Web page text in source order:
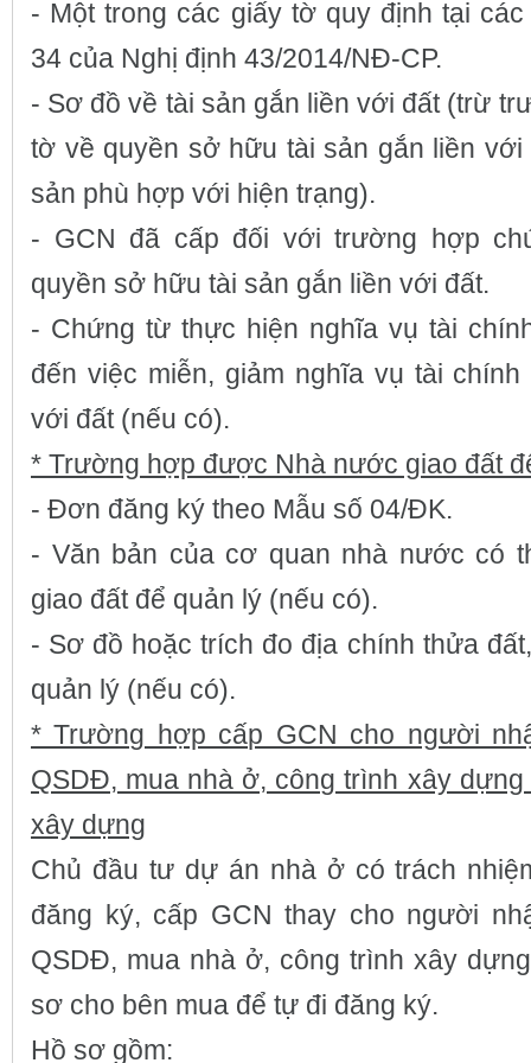
- Một trong các giấy tờ quy định tại
34 của Nghị định 43/2014/NĐ-CP.
- Sơ đồ về tài sản gắn liền với đất (trừ
tờ về quyền sở hữu tài sản gắn liền
sản phù hợp với hiện trạng).
- GCN đã cấp đối với trường hợp
quyền sở hữu tài sản gắn liền với đất.
- Chứng từ thực hiện nghĩa vụ tài
đến việc miễn, giảm nghĩa vụ tài
với đất (nếu có).
* Trường hợp được Nhà nước giao đất
- Đơn đăng ký theo Mẫu số 04/ĐK.
- Văn bản của cơ quan nhà nước có
giao đất để quản lý (nếu có).
- Sơ đồ hoặc trích đo địa chính thửa
quản lý (nếu có).
* Trường hợp cấp GCN cho người
QSDĐ, mua nhà ở, công trình xây
xây dựng
Chủ đầu tư dự án nhà ở có trách
đăng ký, cấp GCN thay cho người
QSDĐ, mua nhà ở, công trình xây
sơ cho bên mua để tự đi đăng ký.
Hồ sơ gồm: